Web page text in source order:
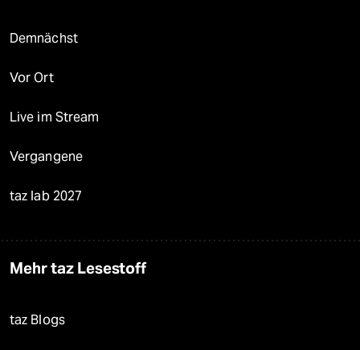
Demnächst
Vor Ort
Live im Stream
Vergangene
taz lab 2027
Mehr taz Lesestoff
taz Blogs